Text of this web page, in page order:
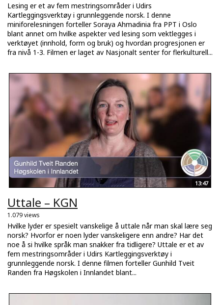
Lesing er et av fem mestringsområder i Udirs
Kartleggingsverktøy i grunnleggende norsk. I denne
miniforelesningen forteller Soraya Ahmadinia fra PPT i Oslo
blant annet om hvilke aspekter ved lesing som vektlegges i
verktøyet (innhold, form og bruk) og hvordan progresjonen er
fra nivå 1-3. Filmen er laget av Nasjonalt senter for flerkulturell...
13:47
Uttale – KGN
1.079 views
Hvilke lyder er spesielt vanskelige å uttale når man skal lære seg
norsk? Hvorfor er noen lyder vanskeligere enn andre? Har det
noe å si hvilke språk man snakker fra tidligere? Uttale er et av
fem mestringsområder i Udirs Kartleggingsverktøy i
grunnleggende norsk. I denne filmen forteller Gunhild Tveit
Randen fra Høgskolen i Innlandet blant...